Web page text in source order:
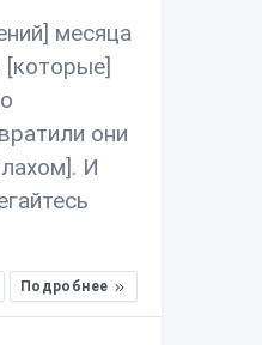
месяца
они
И
Подробнее